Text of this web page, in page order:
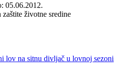
05.06.2012.
životne sredine
lov na sitnu divljač u lovnoj sezoni